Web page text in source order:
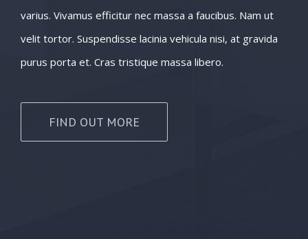
varius. Vivamus efficitur nec massa a faucibus. Nam ut
velit tortor. Suspendisse lacinia vehicula nisi, at gravida
purus porta et. Cras tristique massa libero.
FIND OUT MORE